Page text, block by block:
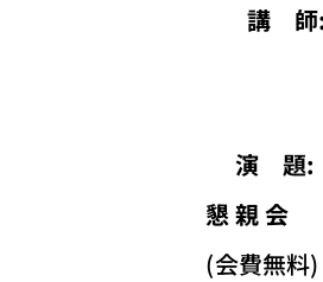
講 師:
演 題:
懇 親 会
(会費無料)